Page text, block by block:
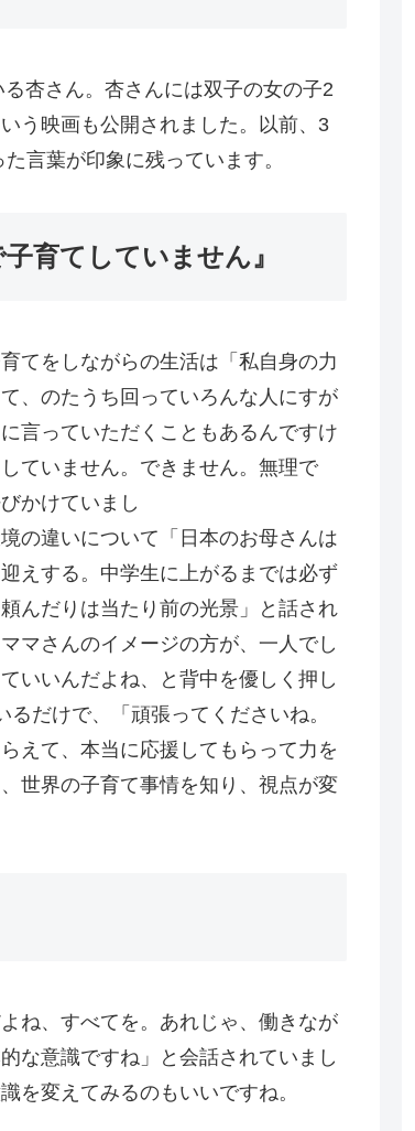
杏さん。杏さんには双子の女の子2
う映画も公開されました。以前、3
言葉が印象に残っています。
育てしていません』
てをしながらの生活は「私自身の力
、のたうち回っていろんな人にすが
言っていただくこともあるんですけ
ていません。できません。無理で
かけていまし
「日本のお母さんは
えする。中学生に上がるまでは必ず
んだりは当たり前の光景」と話され
マさんのイメージの方が、一人でし
いいんだよね、と背中を優しく押し
だけで、「頑張ってくださいね。
えて、本当に応援してもらって力を
世界の子育て事情を知り、視点が変
ね、すべてを。あれじゃ、働きなが
な意識ですね」と会話されていまし
変えてみるのもいいですね。